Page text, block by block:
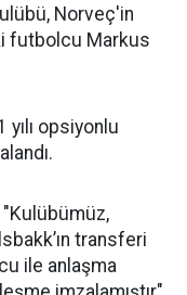
Norveç'in
futbolcu Markus
opsiyonlu
"Kulübümüz,
transferi
ile anlaşma